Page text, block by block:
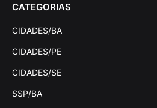
CATEGORIAS
CIDADES/BA
CIDADES/PE
CIDADES/SE
SSP/BA